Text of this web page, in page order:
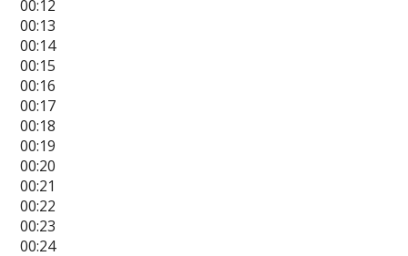
00:12
00:13
00:14
00:15
00:16
00:17
00:18
00:19
00:20
00:21
00:22
00:23
00:24